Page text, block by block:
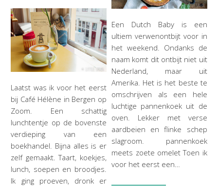
Laatst was ik voor het eerst
bij Café Hélène in Bergen op
Zoom. Een schattig
lunchtentje op de bovenste
verdieping van een
boekhandel. Bijna alles is er
zelf gemaakt. Taart, koekjes,
lunch, soepen en broodjes.
Ik ging proeven, dronk er
Een Dutch Baby is een
ultiem verwenontbijt voor in
het weekend. Ondanks de
naam komt dit ontbijt niet uit
Nederland, maar uit
Amerika. Het is het beste te
omschrijven als een hele
luchtige pannenkoek uit de
oven. Lekker met verse
aardbeien en flinke schep
slagroom. pannenkoek
meets zoete omelet Toen ik
voor het eerst een…